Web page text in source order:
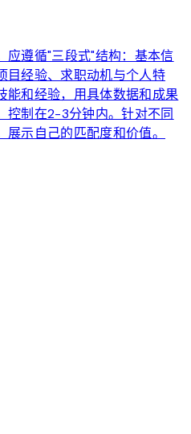
应遵循"三段式"结构：基本信
目经验、求职动机与个人特
能和经验，用具体数据和成果
控制在2-3分钟内。针对不同
示自己的匹配度和价值。